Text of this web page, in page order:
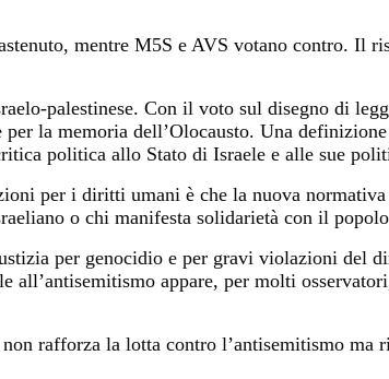
mentre M5S e AVS votano contro. Il
palestinese. Con il voto sul disegno di
la memoria dell’Olocausto. Una
politica allo Stato di Israele e alle sue
per i diritti umani è che la nuova normativa
o chi manifesta solidarietà con il
per genocidio e per gravi violazioni del
all’antisemitismo appare, per molti
rafforza la lotta contro l’antisemitismo ma